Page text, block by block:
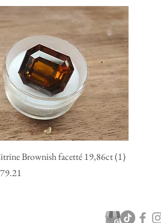
Quick View
Brownish facetté 19,86ct (1)